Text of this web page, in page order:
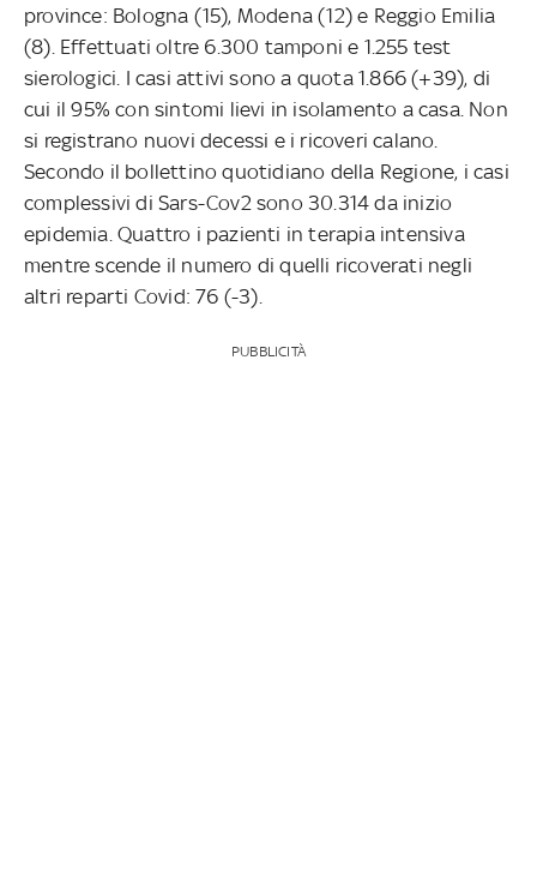
province: Bologna (15), Modena (12) e Reggio Emilia
(8). Effettuati oltre 6.300 tamponi e 1.255 test
sierologici. I casi attivi sono a quota 1.866 (+39), di
cui il 95% con sintomi lievi in isolamento a casa. Non
si registrano nuovi decessi e i ricoveri calano.
Secondo il bollettino quotidiano della Regione, i casi
complessivi di Sars-Cov2 sono 30.314 da inizio
epidemia. Quattro i pazienti in terapia intensiva
mentre scende il numero di quelli ricoverati negli
altri reparti Covid: 76 (-3).
PUBBLICITÀ